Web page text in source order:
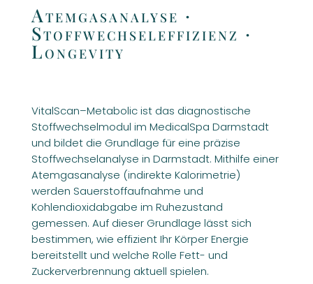
Atemgasanalyse ·
Stoffwechseleffizienz ·
Longevity
VitalScan–Metabolic ist das diagnostische
Stoffwechselmodul im MedicalSpa Darmstadt
und bildet die Grundlage für eine präzise
Stoffwechselanalyse in Darmstadt. Mithilfe einer
Atemgasanalyse (indirekte Kalorimetrie)
werden Sauerstoffaufnahme und
Kohlendioxidabgabe im Ruhezustand
gemessen. Auf dieser Grundlage lässt sich
bestimmen, wie effizient Ihr Körper Energie
bereitstellt und welche Rolle Fett- und
Zuckerverbrennung aktuell spielen.